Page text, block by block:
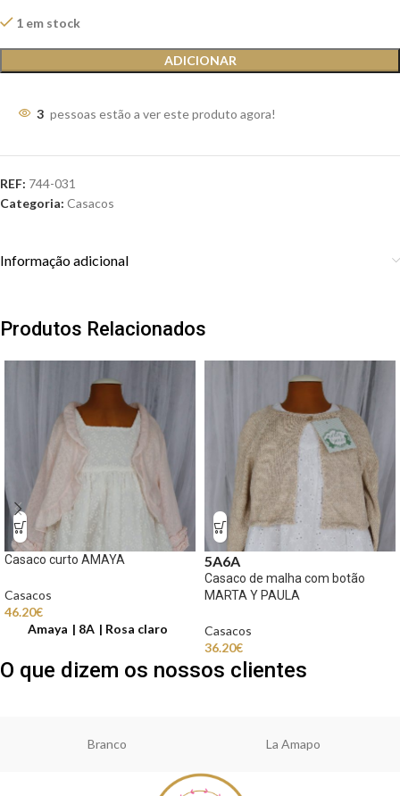
1 em stock
ADICIONAR
3 pessoas estão a ver este produto agora!
REF: 744-031
Categoria: Casacos
Informação adicional
Produtos Relacionados
Casaco curto AMAYA
Casacos
46.20€
Amaya
8A Rosa claro
5A6A
Casaco de malha com botão
MARTA Y PAULA
Casacos
36.20€
O que dizem os nossos clientes
Branco La Amapo